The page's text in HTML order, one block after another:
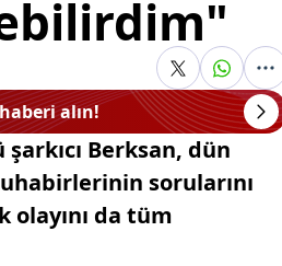
alın!
Berksan, dün
sorularını
olayını da tüm